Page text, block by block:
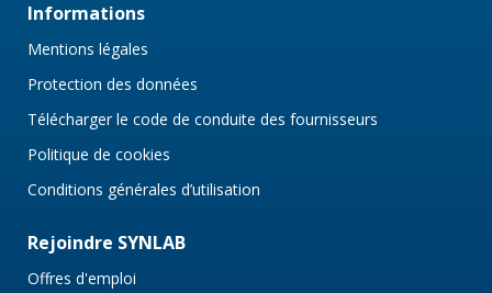
Informations
Mentions légales
Protection des données
Télécharger le code de conduite des fournisseurs
Politique de cookies
Conditions générales d’utilisation
Rejoindre SYNLAB
Offres d'emploi